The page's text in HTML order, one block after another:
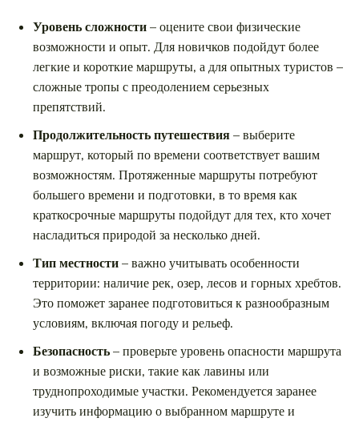
Уровень сложности– оцените свои физические
возможности и опыт. Для новичков подойдут более
легкие и короткие маршруты, а для опытных туристов –
сложные тропы с преодолением серьезных
препятствий.
Продолжительность путешествия– выберите
маршрут, который по времени соответствует вашим
возможностям. Протяженные маршруты потребуют
большего времени и подготовки, в то время как
краткосрочные маршруты подойдут для тех, кто хочет
насладиться природой за несколько дней.
Тип местности– важно учитывать особенности
территории: наличие рек, озер, лесов и горных хребтов.
Это поможет заранее подготовиться к разнообразным
условиям, включая погоду и рельеф.
Безопасность– проверьте уровень опасности маршрута
и возможные риски, такие как лавины или
труднопроходимые участки. Рекомендуется заранее
изучить информацию о выбранном маршруте и